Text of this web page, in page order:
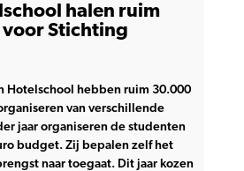
halen ruim
Stichting
Hotelschool hebben ruim 30.000
van verschillende
jaar organiseren de studenten
budget. Zij bepalen zelf het
naar toegaat. Dit jaar kozen